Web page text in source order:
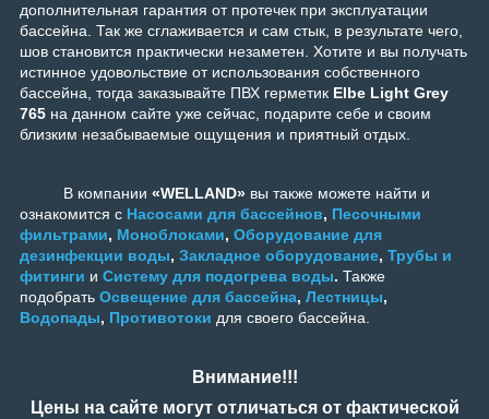
дополнительная гарантия от протечек при эксплуатации
бассейна. Так же сглаживается и сам стык, в результате чего,
шов становится практически незаметен. Хотите и вы получать
истинное удовольствие от использования собственного
бассейна, тогда заказывайте ПВХ герметик Elbe Light Grey
765 на данном сайте уже сейчас, подарите себе и своим
близким незабываемые ощущения и приятный отдых.
В компании «WELLAND» вы также можете найти и
ознакомится с Насосами для бассейнов, Песочными
фильтрами, Моноблоками, Оборудование для
дезинфекции воды, Закладное оборудование, Трубы и
фитинги и Систему для подогрева воды. Также
подобрать Освещение для бассейна, Лестницы,
Водопады, Противотоки для своего бассейна.
Внимание!!!
Цены на сайте могут отличаться от фактической